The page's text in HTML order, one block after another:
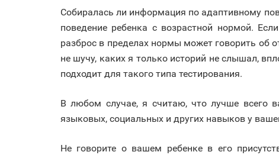
Собиралась ли информация по адаптивному
поведение ребенка с возрастной нормой.
разброс в пределах нормы может говорить об
не шучу, каких я только историй не слышал,
подходит для такого типа тестирования.
В любом случае, я считаю, что лучше всего
языковых, социальных и других навыков у
Не говорите о вашем ребенке в его